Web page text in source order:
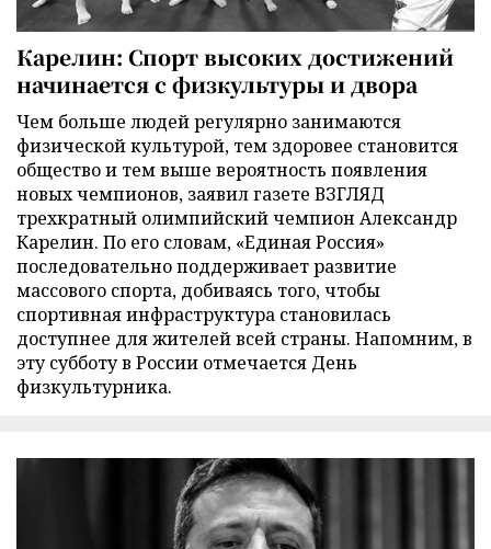
Карелин: Спорт высоких достижений
начинается с физкультуры и двора
Чем больше людей регулярно занимаются
физической культурой, тем здоровее становится
общество и тем выше вероятность появления
новых чемпионов, заявил газете ВЗГЛЯД
трехкратный олимпийский чемпион Александр
Карелин. По его словам, «Единая Россия»
последовательно поддерживает развитие
массового спорта, добиваясь того, чтобы
спортивная инфраструктура становилась
доступнее для жителей всей страны. Напомним, в
эту субботу в России отмечается День
физкультурника.